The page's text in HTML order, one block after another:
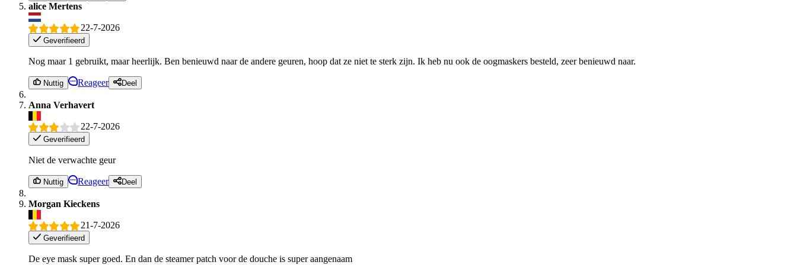
alice Mertens
22-7-2026
Geverifieerd
Nog maar 1 gebruikt, maar heerlijk. Ben benieuwd naar de andere geuren, hoop dat ze niet te sterk zijn. Ik heb nu ook de oogmaskers besteld, zeer benieuwd naar.
Nuttig Reageer Deel
Anna Verhavert
22-7-2026
Geverifieerd
Niet de verwachte geur
Nuttig Reageer Deel
Morgan Kieckens
21-7-2026
Geverifieerd
De eye mask super goed. En dan de steamer patch voor de douche is super aangenaam